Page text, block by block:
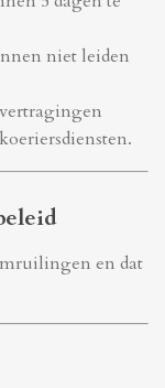
niet leiden
en dat